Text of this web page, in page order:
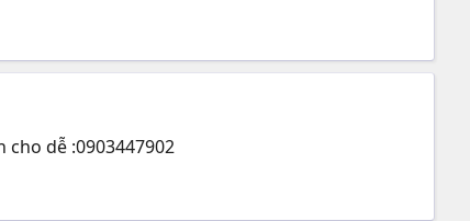
dễ :0903447902